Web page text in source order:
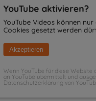
YouTube aktivieren?
YouTube Videos können
Cookies gesetzt werden
Akzeptieren
Wenn YouTube für diese Website
an YouTube übermittelt und
Datenschutzerklärung von